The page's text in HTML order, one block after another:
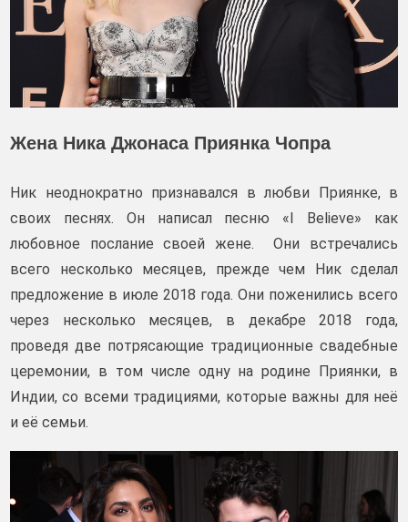
Жена Ника Джонаса Приянка Чопра
Ник неоднократно признавался в любви Приянке, в
своих песнях. Он написал песню «I Believe» как
любовное послание своей жене. Они встречались
всего несколько месяцев, прежде чем Ник сделал
предложение в июле 2018 года. Они поженились всего
через несколько месяцев, в декабре 2018 года,
проведя две потрясающие традиционные свадебные
церемонии, в том числе одну на родине Приянки, в
Индии, со всеми традициями, которые важны для неё
и её семьи.